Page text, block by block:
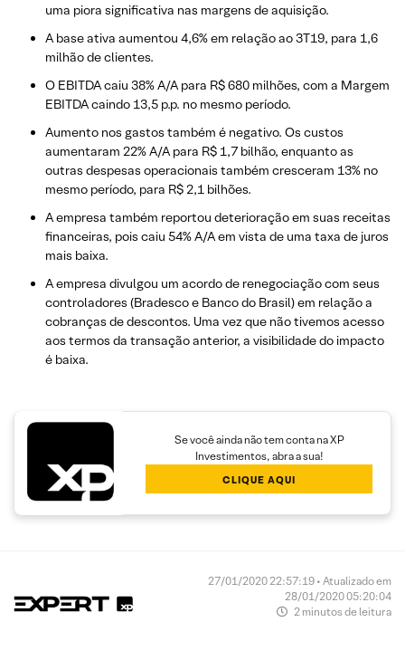
uma piora significativa nas margens de aquisição.
A base ativa aumentou 4,6% em relação ao 3T19, para 1,6
milhão de clientes.
O EBITDA caiu 38% A/A para R$ 680 milhões, com a Margem
EBITDA caindo 13,5 p.p. no mesmo período.
Aumento nos gastos também é negativo. Os custos
aumentaram 22% A/A para R$ 1,7 bilhão, enquanto as
outras despesas operacionais também cresceram 13% no
mesmo período, para R$ 2,1 bilhões.
A empresa também reportou deterioração em suas receitas
financeiras, pois caiu 54% A/A em vista de uma taxa de juros
mais baixa.
A empresa divulgou um acordo de renegociação com seus
controladores (Bradesco e Banco do Brasil) em relação a
cobranças de descontos. Uma vez que não tivemos acesso
aos termos da transação anterior, a visibilidade do impacto
é baixa.
Se você ainda não tem conta na XP
Investimentos, abra a sua!
CLIQUE AQUI
27/01/2020 22:57:19 • Atualizado em
28/01/2020 05:20:04
2 minutos de leitura